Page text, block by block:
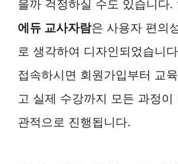
을까 걱정하실 수도 있습니다.
에듀 교사자람은 사용자 편의
로 생각하여 디자인되었습니
접속하시면 회원가입부터 교
고 실제 수강까지 모든 과정이
관적으로 진행됩니다.